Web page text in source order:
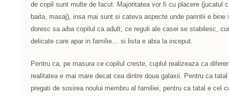
de copil sunt multe de facut. Majoritatea vor fi cu placere (jucatul
baita, masaj), insa mai sunt si cateva aspecte unde parintii e
doresc sa aiba copilul ca adult, ce reguli ale casei se stabilesc,
delicate care apar in familie… si lista e abia la inceput.
Pentru ca, pe masura ce copilul creste, cuplul realizeaza ca
realitatea e mai mare decat cea dintre doua galaxii. Pentru ca
pregati de sosirea noului membru al familiei, pentru ca tatal e cel